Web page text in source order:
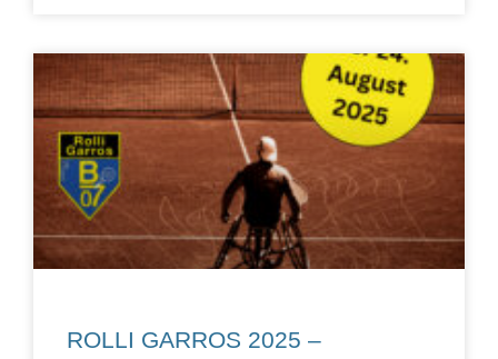
ROLLI GARROS 2025 –